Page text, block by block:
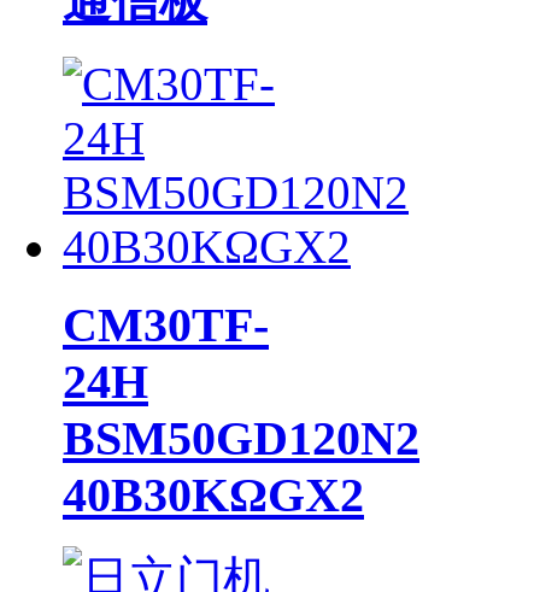
CM30TF-
24H
BSM50GD120N2
40B30KΩGX2